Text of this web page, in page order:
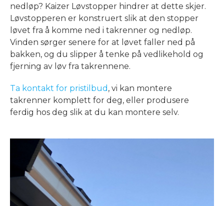
nedløp? Kaizer Løvstopper hindrer at dette skjer.
Løvstopperen er konstruert slik at den stopper
løvet fra å komme ned i takrenner og nedløp.
Vinden sørger senere for at løvet faller ned på
bakken, og du slipper å tenke på vedlikehold og
fjerning av løv fra takrennene.
Ta kontakt for pristilbud , vi kan montere
takrenner komplett for deg, eller produsere
ferdig hos deg slik at du kan montere selv.